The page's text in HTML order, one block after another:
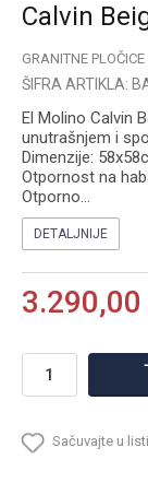
Calvin
GRANITNE PLOČICE
ŠIFRA ARTIKLA:
El Molino Calvin
unutrašnjem i
Dimenzije:
Otpornost na
Otporno...
DETALJNIJE
3.290,00
Sačuvajte u